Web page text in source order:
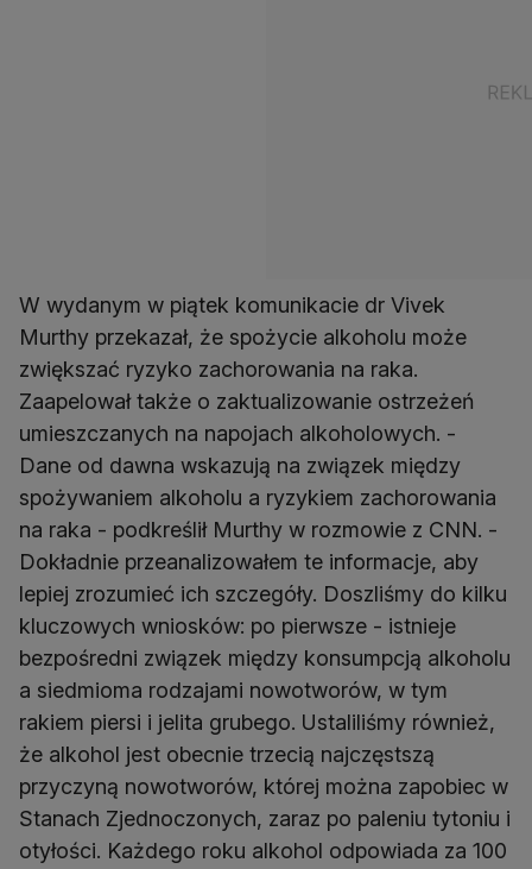
W wydanym w piątek komunikacie dr Vivek
Murthy przekazał, że spożycie alkoholu może
zwiększać ryzyko zachorowania na raka.
Zaapelował także o zaktualizowanie ostrzeżeń
umieszczanych na napojach alkoholowych. -
Dane od dawna wskazują na związek między
spożywaniem alkoholu a ryzykiem zachorowania
na raka - podkreślił Murthy w rozmowie z CNN. -
Dokładnie przeanalizowałem te informacje, aby
lepiej zrozumieć ich szczegóły. Doszliśmy do kilku
kluczowych wniosków: po pierwsze - istnieje
bezpośredni związek między konsumpcją alkoholu
a siedmioma rodzajami nowotworów, w tym
rakiem piersi i jelita grubego. Ustaliliśmy również,
że alkohol jest obecnie trzecią najczęstszą
przyczyną nowotworów, której można zapobiec w
Stanach Zjednoczonych, zaraz po paleniu tytoniu i
otyłości. Każdego roku alkohol odpowiada za 100